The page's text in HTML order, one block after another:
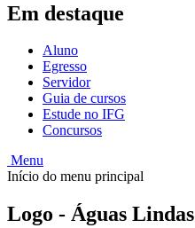
Em destaque
Aluno
Egresso
Servidor
Guia de cursos
Estude no IFG
Concursos
Menu
Início do menu principal
Logo - Águas Lindas